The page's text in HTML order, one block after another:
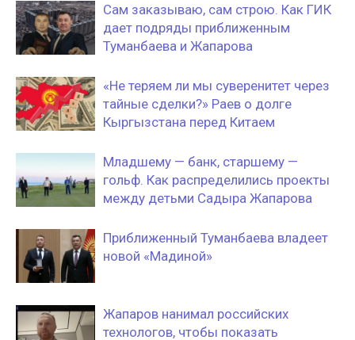
Сам заказываю, сам строю. Как ГИК
дает подряды приближенным
Туманбаева и Жапарова
«Не теряем ли мы суверенитет через
тайные сделки?» Раев о долге
Кыргызстана перед Китаем
Младшему — банк, старшему —
гольф. Как распределились проекты
между детьми Садыра Жапарова
Приближенный Туманбаева владеет
новой «Мадиной»
Жапаров нанимал российских
технологов, чтобы показать